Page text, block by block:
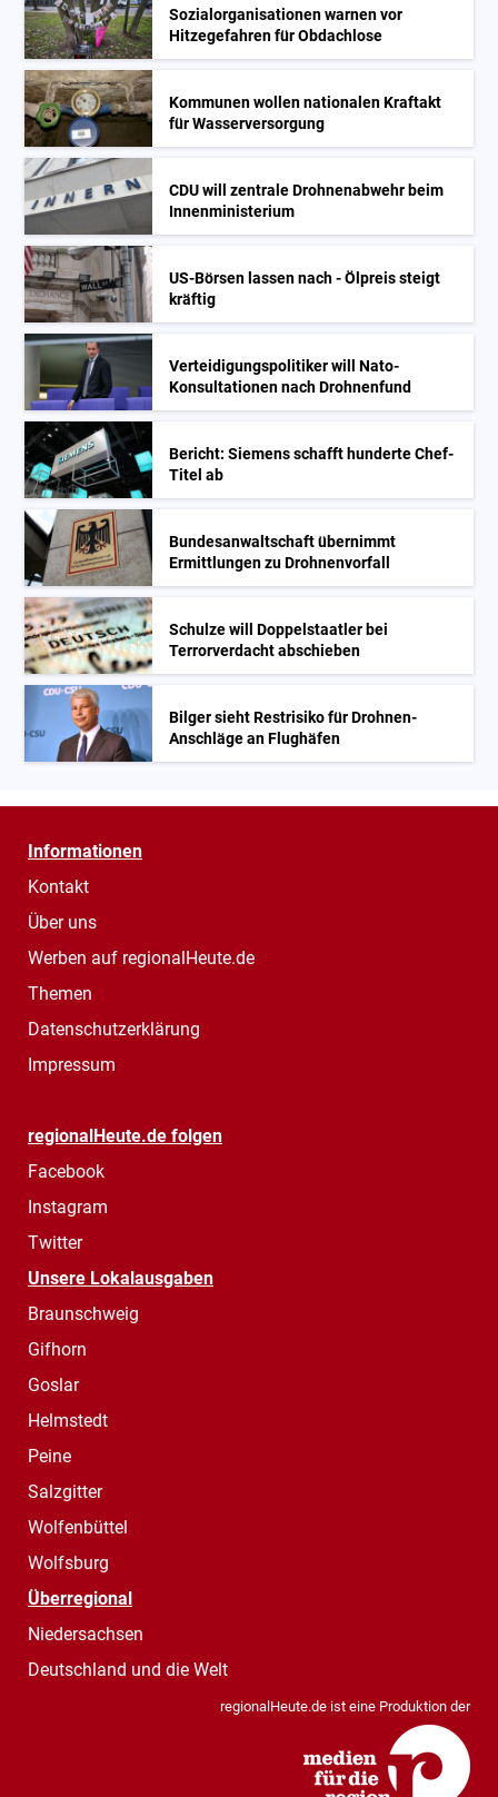
Sozialorganisationen warnen vor
Hitzegefahren für Obdachlose
Kommunen wollen nationalen Kraftakt
für Wasserversorgung
CDU will zentrale Drohnenabwehr beim
Innenministerium
US-Börsen lassen nach - Ölpreis steigt
kräftig
Verteidigungspolitiker will Nato-
Konsultationen nach Drohnenfund
Bericht: Siemens schafft hunderte Chef-
Titel ab
Bundesanwaltschaft übernimmt
Ermittlungen zu Drohnenvorfall
Schulze will Doppelstaatler bei
Terrorverdacht abschieben
Bilger sieht Restrisiko für Drohnen-
Anschläge an Flughäfen
Informationen
Kontakt
Über uns
Werben auf regionalHeute.de
Themen
Datenschutzerklärung
Impressum
regionalHeute.de folgen
Facebook
Instagram
Twitter
Unsere Lokalausgaben
Braunschweig
Gifhorn
Goslar
Helmstedt
Peine
Salzgitter
Wolfenbüttel
Wolfsburg
Überregional
Niedersachsen
Deutschland und die Welt
regionalHeute.de ist eine Produktion der